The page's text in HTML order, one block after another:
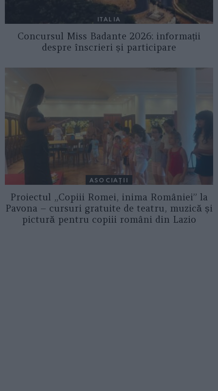
ITALIA
Concursul Miss Badante 2026: informații
despre înscrieri și participare
ASOCIAŢII
Proiectul „Copiii Romei, inima României” la
Pavona – cursuri gratuite de teatru, muzică și
pictură pentru copiii români din Lazio